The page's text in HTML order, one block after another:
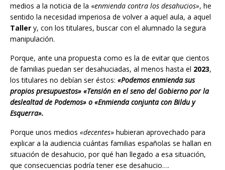
medios a la noticia de la «enmienda contra los desahucios», he
sentido la necesidad imperiosa de volver a aquel aula, a aquel
Taller y, con los titulares, buscar con el alumnado la segura
manipulación.
Porque, ante una propuesta como es la de evitar que cientos
de familias puedan ser desahuciadas, al menos hasta el 2023,
los titulares no debían ser éstos: «Podemos enmienda sus
propios presupuestos» «Tensión en el seno del Gobierno por la
deslealtad de Podemos» o «Enmienda conjunta con Bildu y
Esquerra».
Porque unos medios «decentes» hubieran aprovechado para
explicar a la audiencia cuántas familias españolas se hallan en
situación de desahucio, por qué han llegado a esa situación,
que consecuencias podría tener ese desahucio….